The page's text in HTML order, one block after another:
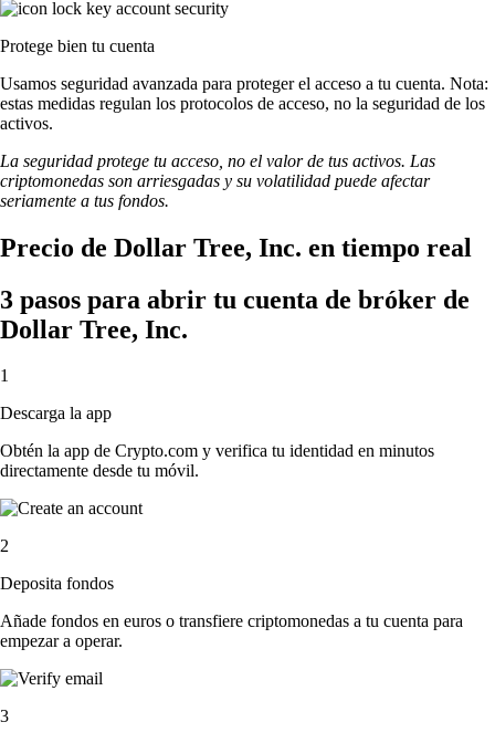
Protege bien tu cuenta
Usamos seguridad avanzada para proteger el acceso a tu cuenta. Nota:
estas medidas regulan los protocolos de acceso, no la seguridad de los
activos.
La seguridad protege tu acceso, no el valor de tus activos. Las
criptomonedas son arriesgadas y su volatilidad puede afectar
seriamente a tus fondos.
Precio de Dollar Tree, Inc. en tiempo real
3 pasos para abrir tu cuenta de bróker de
Dollar Tree, Inc.
1
Descarga la app
Obtén la app de Crypto.com y verifica tu identidad en minutos
directamente desde tu móvil.
2
Deposita fondos
Añade fondos en euros o transfiere criptomonedas a tu cuenta para
empezar a operar.
3